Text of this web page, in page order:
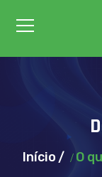
Início O